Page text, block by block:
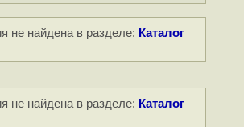
не найдена в разделе: Каталог
не найдена в разделе: Каталог